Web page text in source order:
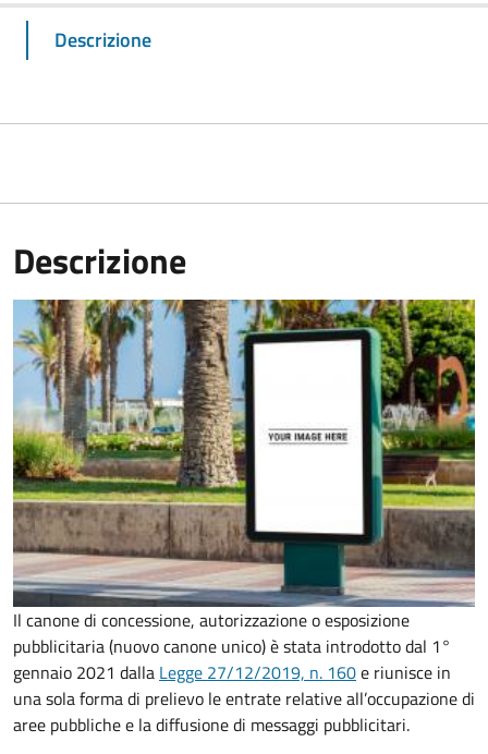
Descrizione
Descrizione
Il canone di concessione, autorizzazione o esposizione
pubblicitaria (nuovo canone unico) è stata introdotto dal 1°
gennaio 2021 dalla Legge 27/12/2019, n. 160e riunisce in
una sola forma di prelievo le entrate relative all’occupazione di
aree pubbliche e la diffusione di messaggi pubblicitari.